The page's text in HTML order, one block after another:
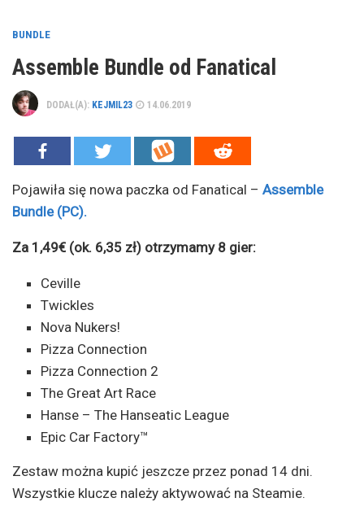
BUNDLE
Assemble Bundle od Fanatical
DODAŁ(A): KEJMIL23 14.06.2019
Pojawiła się nowa paczka od Fanatical – Assemble
Bundle (PC).
Za 1,49€ (ok. 6,35 zł) otrzymamy 8 gier:
Ceville
Twickles
Nova Nukers!
Pizza Connection
Pizza Connection 2
The Great Art Race
Hanse – The Hanseatic League
Epic Car Factory™
Zestaw można kupić jeszcze przez ponad 14 dni.
Wszystkie klucze należy aktywować na Steamie.